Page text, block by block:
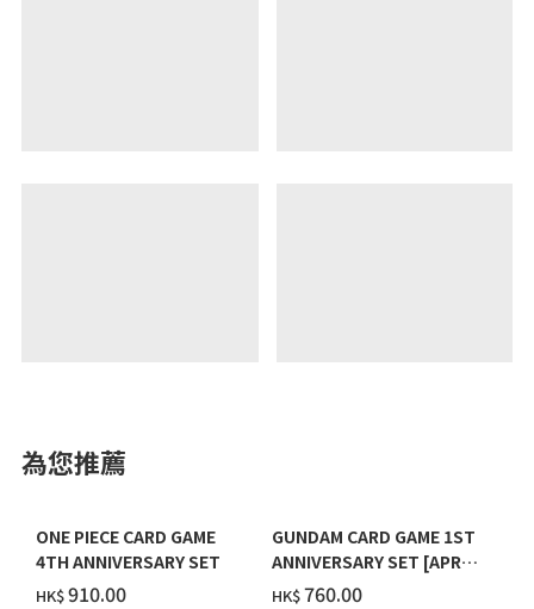
為您推薦
ONE PIECE CARD GAME
4TH ANNIVERSARY SET
HK$‌910.00
GUNDAM CARD GAME 1ST
ANNIVERSARY SET [APR
2027 DELIVERY]
HK$‌760.00